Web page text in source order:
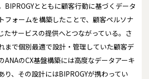
BIPROGYとともに顧客行動に基づくデータ
フォームを構築したことで、顧客ペルソナ
たサービスの提供へとつながっている。さ
まで個別最適で設計・管理していた顧客デ
ANAのCX基盤構築には高度なデータアーキ
り、その設計にはBIPROGYが携わってい